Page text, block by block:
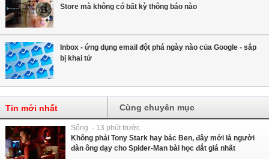
Store mà không có bất kỳ thông báo nào
Inbox - ứng dụng email đột phá ngày nào của Google - sắp
bị khai tử
Tin mới nhất Cùng chuyên mục
Sống - 13 phút trước
Không phải Tony Stark hay bác Ben, đây mới là người
đàn ông dạy cho Spider-Man bài học đắt giá nhất